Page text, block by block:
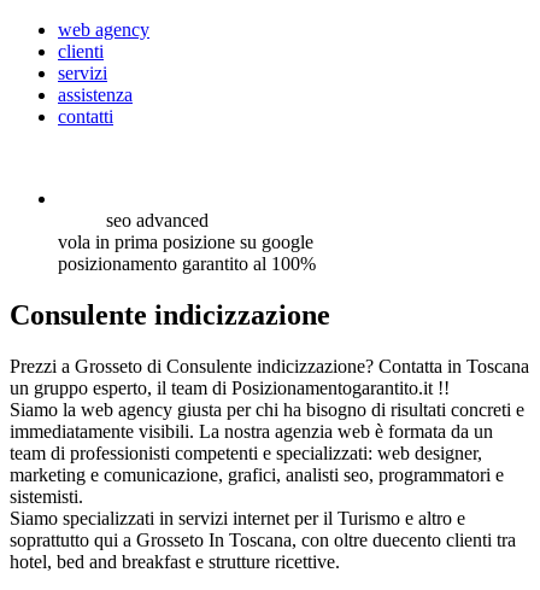
web agency
clienti
servizi
assistenza
contatti
seo advanced
vola in prima posizione su google
posizionamento garantito al 100%
Consulente indicizzazione
Prezzi a Grosseto di Consulente indicizzazione? Contatta in Toscana
un gruppo esperto, il team di Posizionamentogarantito.it !!
Siamo la web agency giusta per chi ha bisogno di risultati concreti e
immediatamente visibili. La nostra agenzia web è formata da un
team di professionisti competenti e specializzati: web designer,
marketing e comunicazione, grafici, analisti seo, programmatori e
sistemisti.
Siamo specializzati in servizi internet per il Turismo e altro e
soprattutto qui a Grosseto In Toscana, con oltre duecento clienti tra
hotel, bed and breakfast e strutture ricettive.